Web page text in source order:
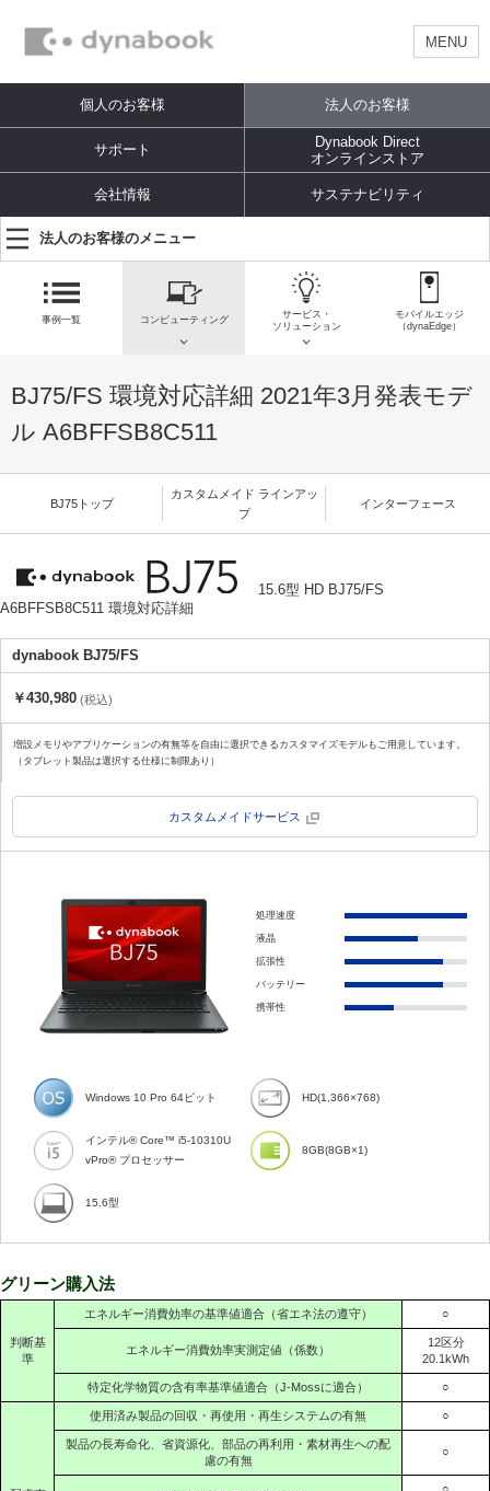
MENU
個人のお客様 法人のお客様
サポート
Dynabook Direct
オンラインストア
会社情報 サステナビリティ
法人のお客様のメニュー
事例一覧 コンピューティング
サービス・
ソリューション
モバイルエッジ
（dynaEdge）
BJ75/FS 環境対応詳細 2021年3月発表モデ
ル A6BFFSB8C511
BJ75トップ
カスタムメイド ラインアッ
プ
インターフェース
15.6型 HD BJ75/FS
A6BFFSB8C511 環境対応詳細
dynabook BJ75/FS
￥430,980 (税込)
増設メモリやアプリケーションの有無等を自由に選択できるカスタマイズモデルもご用意しています。
（タブレット製品は選択する仕様に制限あり）
カスタムメイドサービス
処理速度
液晶
拡張性
バッテリー
携帯性
Windows 10 Pro 64ビット
インテル® Core™ i5-10310U
vPro® プロセッサー
15.6型
HD(1,366×768)
8GB(8GB×1)
グリーン購入法
判断基
準
エネルギー消費効率の基準値適合（省エネ法の遵守） ○
エネルギー消費効率実測定値（係数）
12区分
20.1kWh
特定化学物質の含有率基準値適合（J-Mossに適合） ○
使用済み製品の回収・再使用・再生システムの有無 ○
製品の長寿命化、省資源化、部品の再利用・素材再生への配
慮の有無
○